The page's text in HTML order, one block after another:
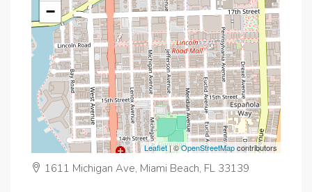
−
Leaflet| ©OpenStreetMapcontributors
1611 Michigan Ave, Miami Beach, FL 33139